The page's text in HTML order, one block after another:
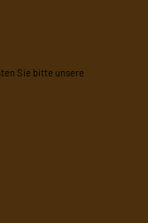
Sie bitte unsere